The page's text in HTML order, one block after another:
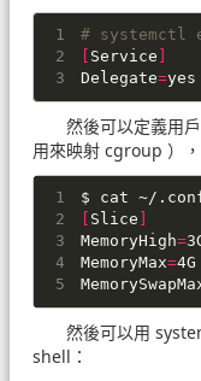
# systemctl
Service
Delegate=yes
然後可以定義用
用來映射 cgroup ）
$ cat ~/
Slice
MemoryHigh=
MemoryMax=4G
然後可以用
shell：